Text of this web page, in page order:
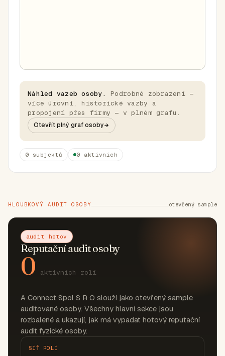
Náhled vazeb osoby.
Podrobné zobrazení —
více úrovní, historické vazby a
propojení přes firmy — v plném grafu.
Otevřít plný graf osoby
0 subjektů 0 aktivních
HLOUBKOVÝ AUDIT OSOBY otevřený sample
audit hotov
Reputační audit osoby
0 aktivních rolí
A Connect Spol S R O slouží jako otevřený sample
auditované osoby. Všechny hlavní sekce jsou
rozbalené a ukazují, jak má vypadat hotový reputační
audit fyzické osoby.
SÍŤ ROLÍ